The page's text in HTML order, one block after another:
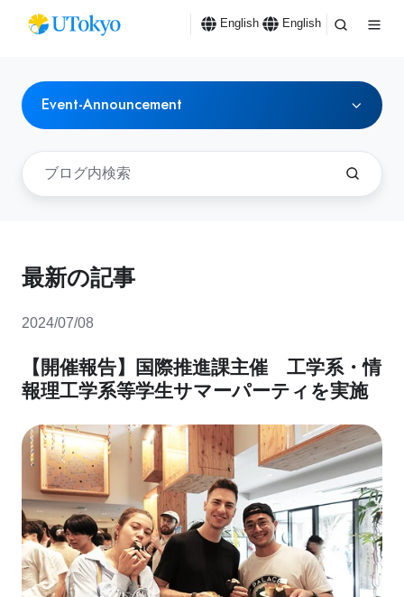
English English
Event-Announcement
最新の記事
2024/07/08
【開催報告】国際推進課主催 工学系・情
報理工学系等学生サマーパーティを実施